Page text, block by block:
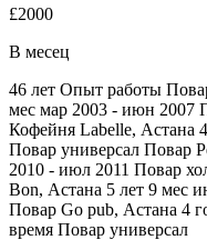
£2000
В месец
46 лет Опыт работы
мес мар 2003 - июн 2007
Кофейня Labelle, Астана
Повар универсал Повар
2010 - июл 2011 Повар
Bon, Астана 5 лет 9 мес
Повар Go pub, Астана 4
время Повар универсал